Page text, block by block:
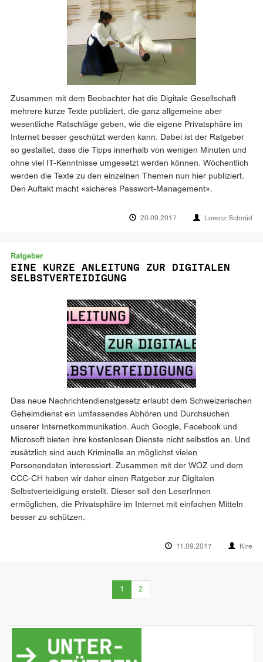
Zusammen mit dem Beobachter hat die Digitale Gesellschaft
mehrere kurze Texte publiziert, die ganz allgemeine aber
wesentliche Ratschläge geben, wie die eigene Privatsphäre im
Internet besser geschützt werden kann. Dabei ist der Ratgeber
so gestaltet, dass die Tipps innerhalb von wenigen Minuten und
ohne viel IT-Kenntnisse umgesetzt werden können. Wöchentlich
werden die Texte zu den einzelnen Themen nun hier publiziert.
Den Auftakt macht «sicheres Passwort-Management».
20.09.2017 Lorenz Schmid
Ratgeber
EINE KURZE ANLEITUNG ZUR DIGITALEN
SELBSTVERTEIDIGUNG
Das neue Nachrichtendienstgesetz erlaubt dem Schweizerischen
Geheimdienst ein umfassendes Abhören und Durchsuchen
unserer Internetkommunikation. Auch Google, Facebook und
Microsoft bieten ihre kostenlosen Dienste nicht selbstlos an. Und
zusätzlich sind auch Kriminelle an möglichst vielen
Personendaten interessiert. Zusammen mit der WOZ und dem
CCC-CH haben wir daher einen Ratgeber zur Digitalen
Selbstverteidigung erstellt. Dieser soll den LeserInnen
ermöglichen, die Privatsphäre im Internet mit einfachen Mitteln
besser zu schützen.
11.09.2017 Kire
1 (current)
2